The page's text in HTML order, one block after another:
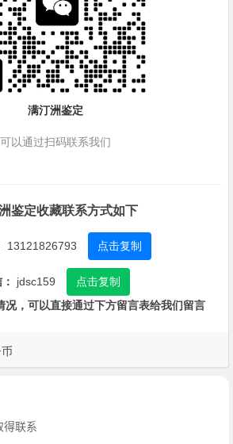
满汀洲鉴定
可以通过扫码联系我们
鉴定收藏联系方式如下
13121826793 点击复制
jdsc159
点击复制
况，可以直接通过下方留言表给我们留言